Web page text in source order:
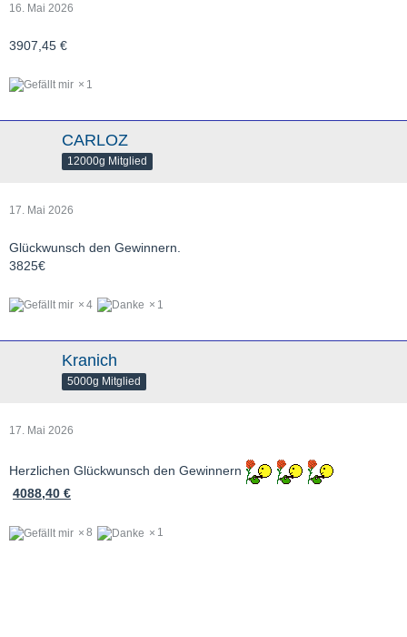
16. Mai 2026
3907,45 €
1
CARLOZ
12000g Mitglied
17. Mai 2026
Glückwunsch den Gewinnern.
3825€
4 1
Kranich
5000g Mitglied
17. Mai 2026
Herzlichen Glückwunsch den Gewinnern
4088,40 €
8 1